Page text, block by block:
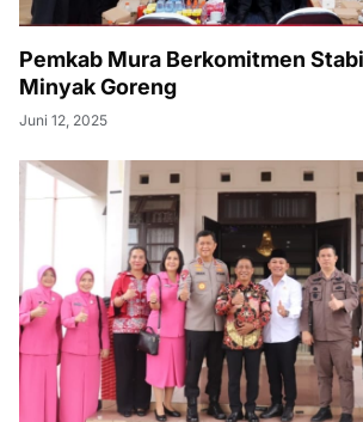
Pemkab Mura Berkomitmen
Minyak Goreng
Juni 12, 2025